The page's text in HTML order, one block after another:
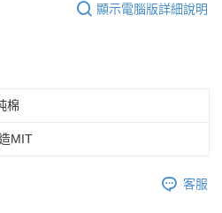
顯示電腦版詳細說明
棉
MIT
客服